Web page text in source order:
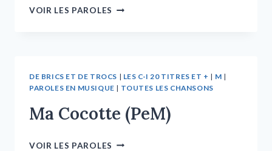
VOIR LES PAROLES
DE BRICS ET DE TROCS | LES C-I 20 TITRES ET + | M |
PAROLES EN MUSIQUE | TOUTES LES CHANSONS
Ma Cocotte (PeM)
VOIR LES PAROLES